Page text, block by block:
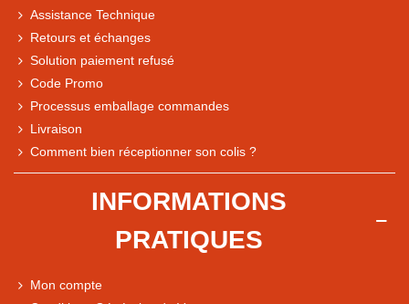
Comparaison des performances du magasin
Assistance Technique
Retours et échanges
Solution paiement refusé
Code Promo
Processus emballage commandes
Livraison
Comment bien réceptionner son colis ?
INFORMATIONS
PRATIQUES
Mon compte